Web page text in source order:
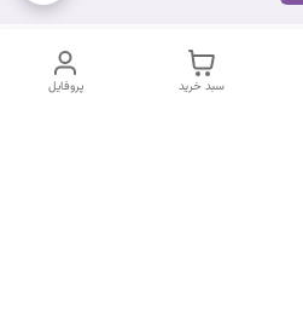
پروفایل سبد خرید